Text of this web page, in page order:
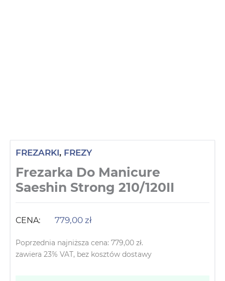
FREZARKI, FREZY
Frezarka Do Manicure
Saeshin Strong 210/120II
CENA: 779,00 zł
Poprzednia najniższa cena: 779,00 zł.
zawiera 23% VAT, bez kosztów dostawy